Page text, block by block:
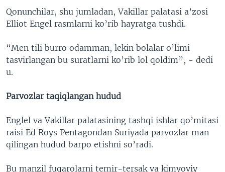
Qonunchilar, shu jumladan, Vakillar palatasi a’zosi
Elliot Engel rasmlarni ko’rib hayratga tushdi.
“Men tili burro odamman, lekin bolalar o’limi
tasvirlangan bu suratlarni ko’rib lol qoldim”, - dedi
u.
Parvozlar taqiqlangan hudud
Englel va Vakillar palatasining tashqi ishlar qo’mitasi
raisi Ed Roys Pentagondan Suriyada parvozlar man
qilingan hudud barpo etishni so’radi.
Bu manzil fuqarolarni temir-tersak va kimyoviy